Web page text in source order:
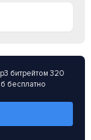
битрейтом 320
бесплатно